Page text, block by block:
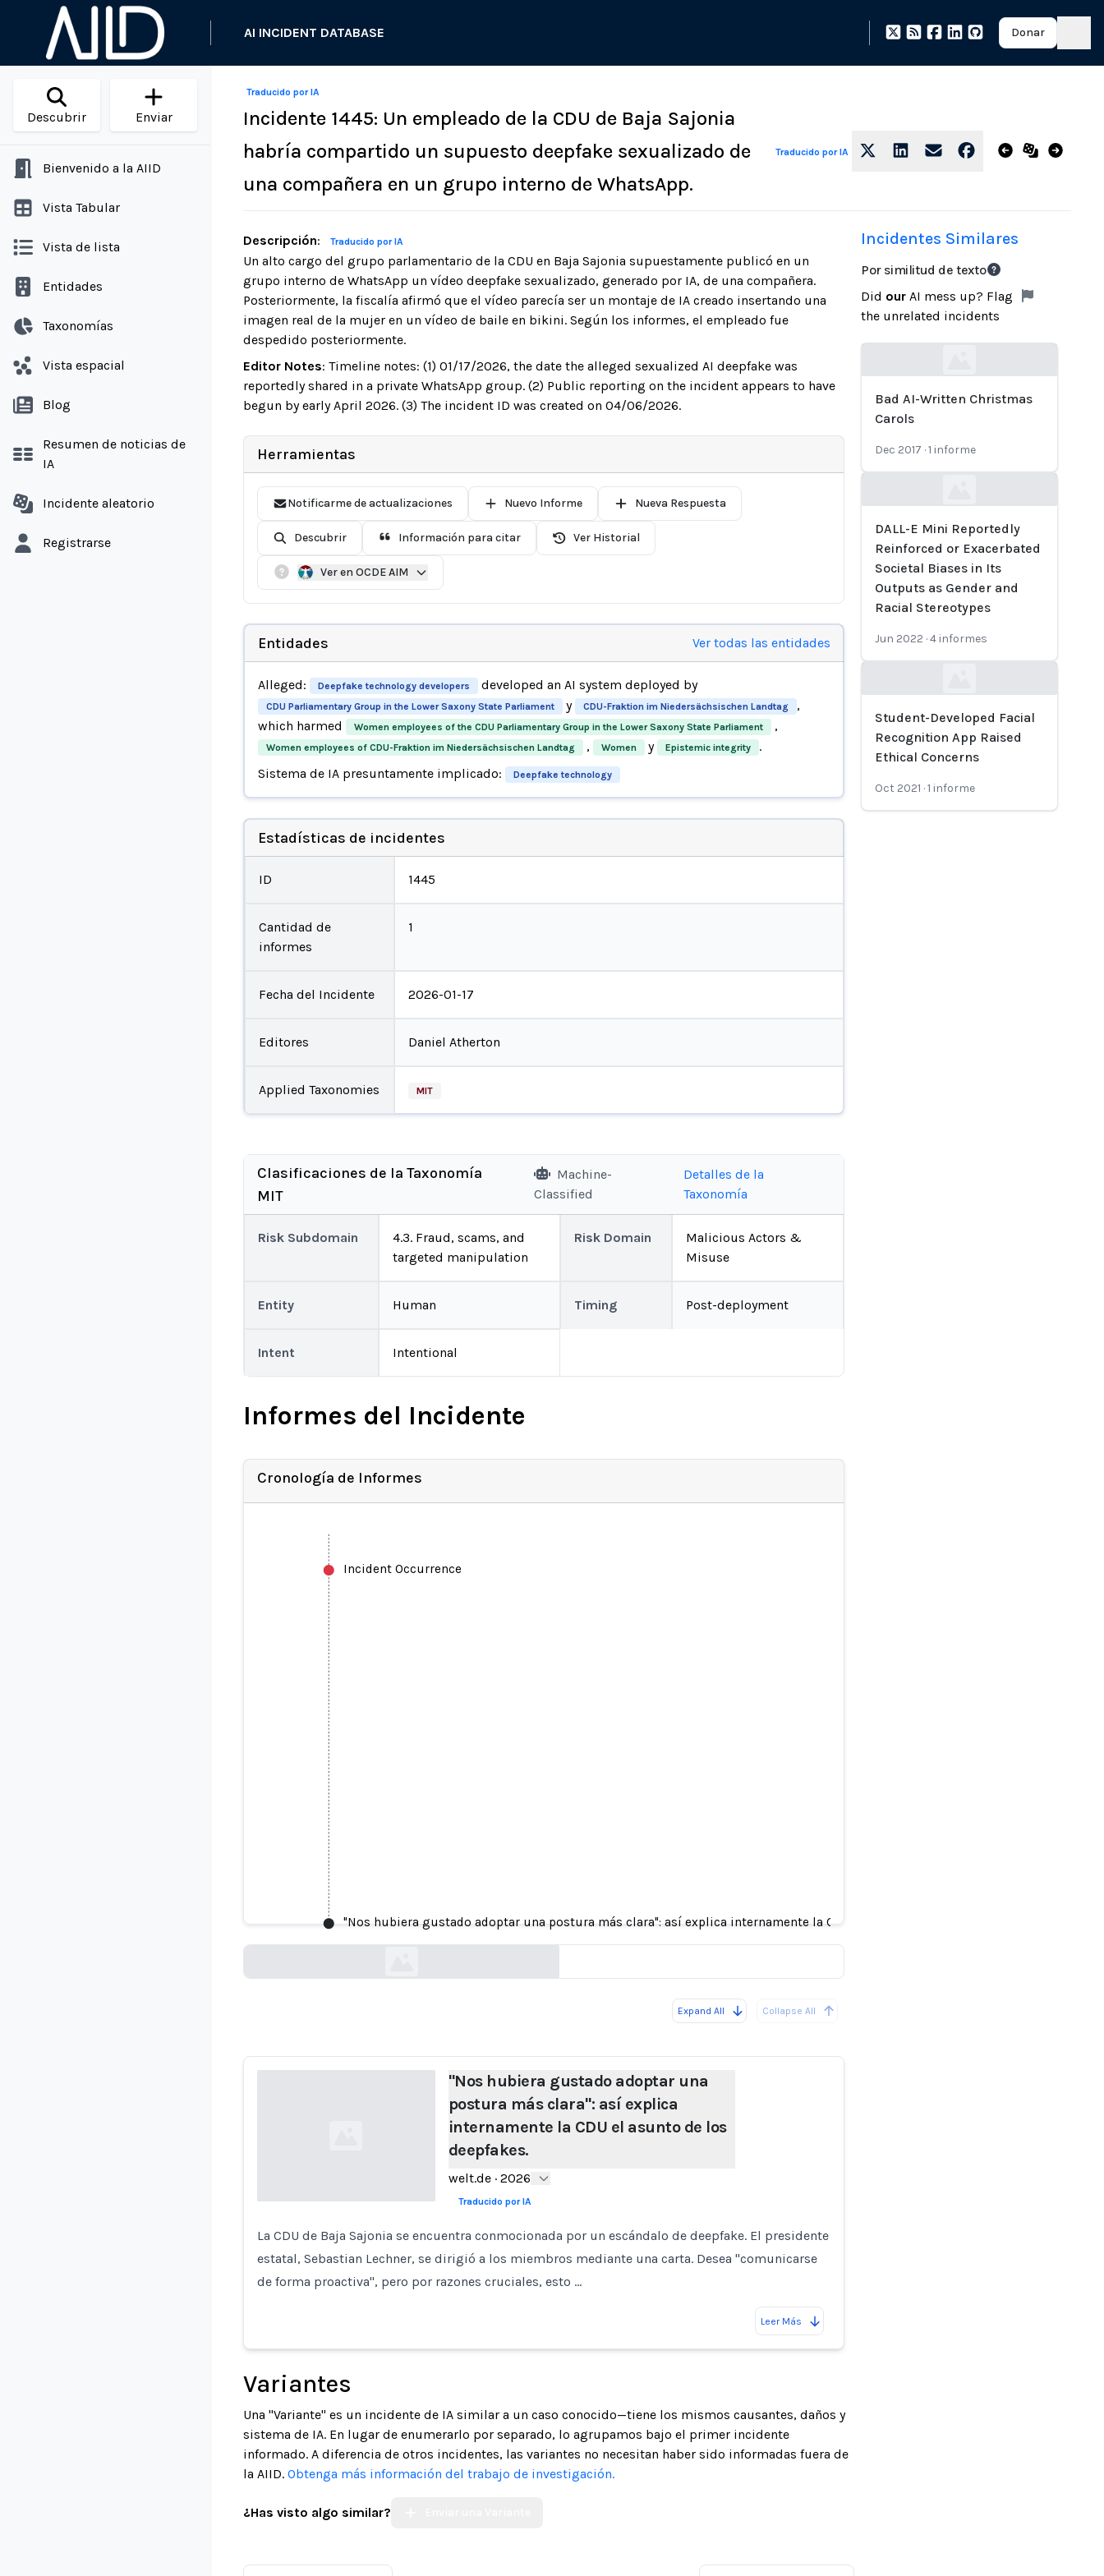
AI INCIDENT DATABASE Donar
Descubrir Enviar
Bienvenido a la AIID
Vista Tabular
Vista de lista
Entidades
Taxonomías
Vista espacial
Blog
Resumen de noticias de
IA
Incidente aleatorio
Registrarse
Traducido por IA
Incidente 1445: Un empleado de la CDU de Baja Sajonia
habría compartido un supuesto deepfake sexualizado de
una compañera en un grupo interno de WhatsApp.
Traducido por IA
Descripción: Traducido por IA
Un alto cargo del grupo parlamentario de la CDU en Baja Sajonia supuestamente publicó en un
grupo interno de WhatsApp un vídeo deepfake sexualizado, generado por IA, de una compañera.
Posteriormente, la fiscalía afirmó que el vídeo parecía ser un montaje de IA creado insertando una
imagen real de la mujer en un vídeo de baile en bikini. Según los informes, el empleado fue
despedido posteriormente.
Editor Notes: Timeline notes: (1) 01/17/2026, the date the alleged sexualized AI deepfake was
reportedly shared in a private WhatsApp group. (2) Public reporting on the incident appears to have
begun by early April 2026. (3) The incident ID was created on 04/06/2026.
Herramientas
Notificarme de actualizaciones Nuevo Informe Nueva Respuesta
Descubrir Información para citar Ver Historial
Ver en OCDE AIM
Entidades Ver todas las entidades
Alleged: Deepfake technology developers developed an AI system deployed by
CDU Parliamentary Group in the Lower Saxony State Parliament y CDU-Fraktion im Niedersächsischen Landtag
,
which harmed
Women employees of the CDU Parliamentary Group in the Lower Saxony State Parliament ,
Women employees of CDU-Fraktion im Niedersächsischen Landtag , Women y Epistemic integrity
.
Sistema de IA presuntamente implicado:
Deepfake technology
Estadísticas de incidentes
ID 1445
Cantidad de
informes
1
Fecha del Incidente 2026-01-17
Editores Daniel Atherton
Applied Taxonomies MIT
Clasificaciones de la Taxonomía
MIT
Machine-
Classified
Detalles de la
Taxonomía
Risk Subdomain
4.3. Fraud, scams, and
targeted manipulation
Risk Domain
Malicious Actors &
Misuse
Entity Human Timing Post-deployment
Intent Intentional
Informes del Incidente
Cronología de Informes
Incident Occurrence
"Nos hubiera gustado adoptar una postura más clara": así explica internamente la CDU el asunto de los deepfakes.
"Nos hubiera gustado adoptar una postura más clara": así explica
welt.de
Expand All Collapse All
"Nos hubiera gustado adoptar una
postura más clara": así explica
internamente la CDU el asunto de los
deepfakes.
welt.de· 2026
Traducido por IA
La CDU de Baja Sajonia se encuentra conmocionada por un escándalo de deepfake. El presidente
estatal, Sebastian Lechner, se dirigió a los miembros mediante una carta. Desea "comunicarse
de forma proactiva", pero por razones cruciales, esto …
Leer Más
Variantes
Una "Variante" es un incidente de IA similar a un caso conocido—tiene los mismos causantes, daños y
sistema de IA. En lugar de enumerarlo por separado, lo agrupamos bajo el primer incidente
informado. A diferencia de otros incidentes, las variantes no necesitan haber sido informadas fuera de
la AIID. Obtenga más información del trabajo de investigación.
¿Has visto algo similar?
Incidentes Similares
Por similitud de texto
Did our AI mess up? Flag
the unrelated incidents
Bad AI-Written Christmas
Carols
Dec 2017 ·1 informe
DALL-E Mini Reportedly
Reinforced or Exacerbated
Societal Biases in Its
Outputs as Gender and
Racial Stereotypes
Jun 2022 ·4 informes
Student-Developed Facial
Recognition App Raised
Ethical Concerns
Oct 2021 ·1 informe